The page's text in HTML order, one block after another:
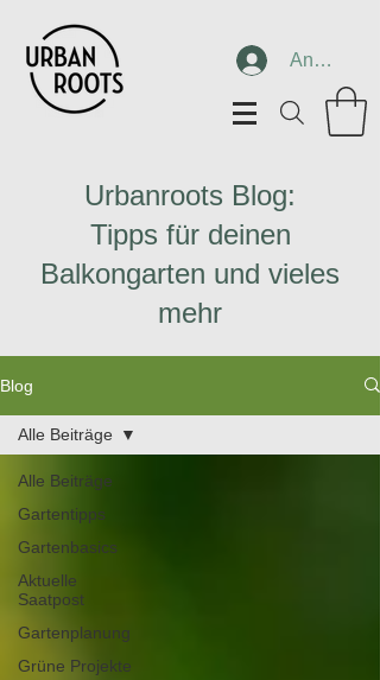
Anmelden
Urbanroots Blog:
Tipps für deinen
Balkongarten und vieles
mehr
Blog
Alle Beiträge
Gartentipps
Gartenbasics
Aktuelle
Saatpost
Gartenplanung
Grüne Projekte
Alle Beiträge